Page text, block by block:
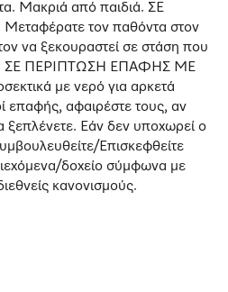
Μακριά από παιδιά. ΣΕ
τον παθόντα στον
να ξεκουραστεί σε στάση που
ΣΕ ΠΕΡΙΠΤΩΣΗ ΕΠΑΦΗΣ ΜΕ
με νερό για αρκετά
επαφής, αφαιρέστε τους, αν
ξεπλένετε. Εάν δεν υποχωρεί ο
Επισκεφθείτε
δοχείο σύμφωνα με
κανονισμούς.